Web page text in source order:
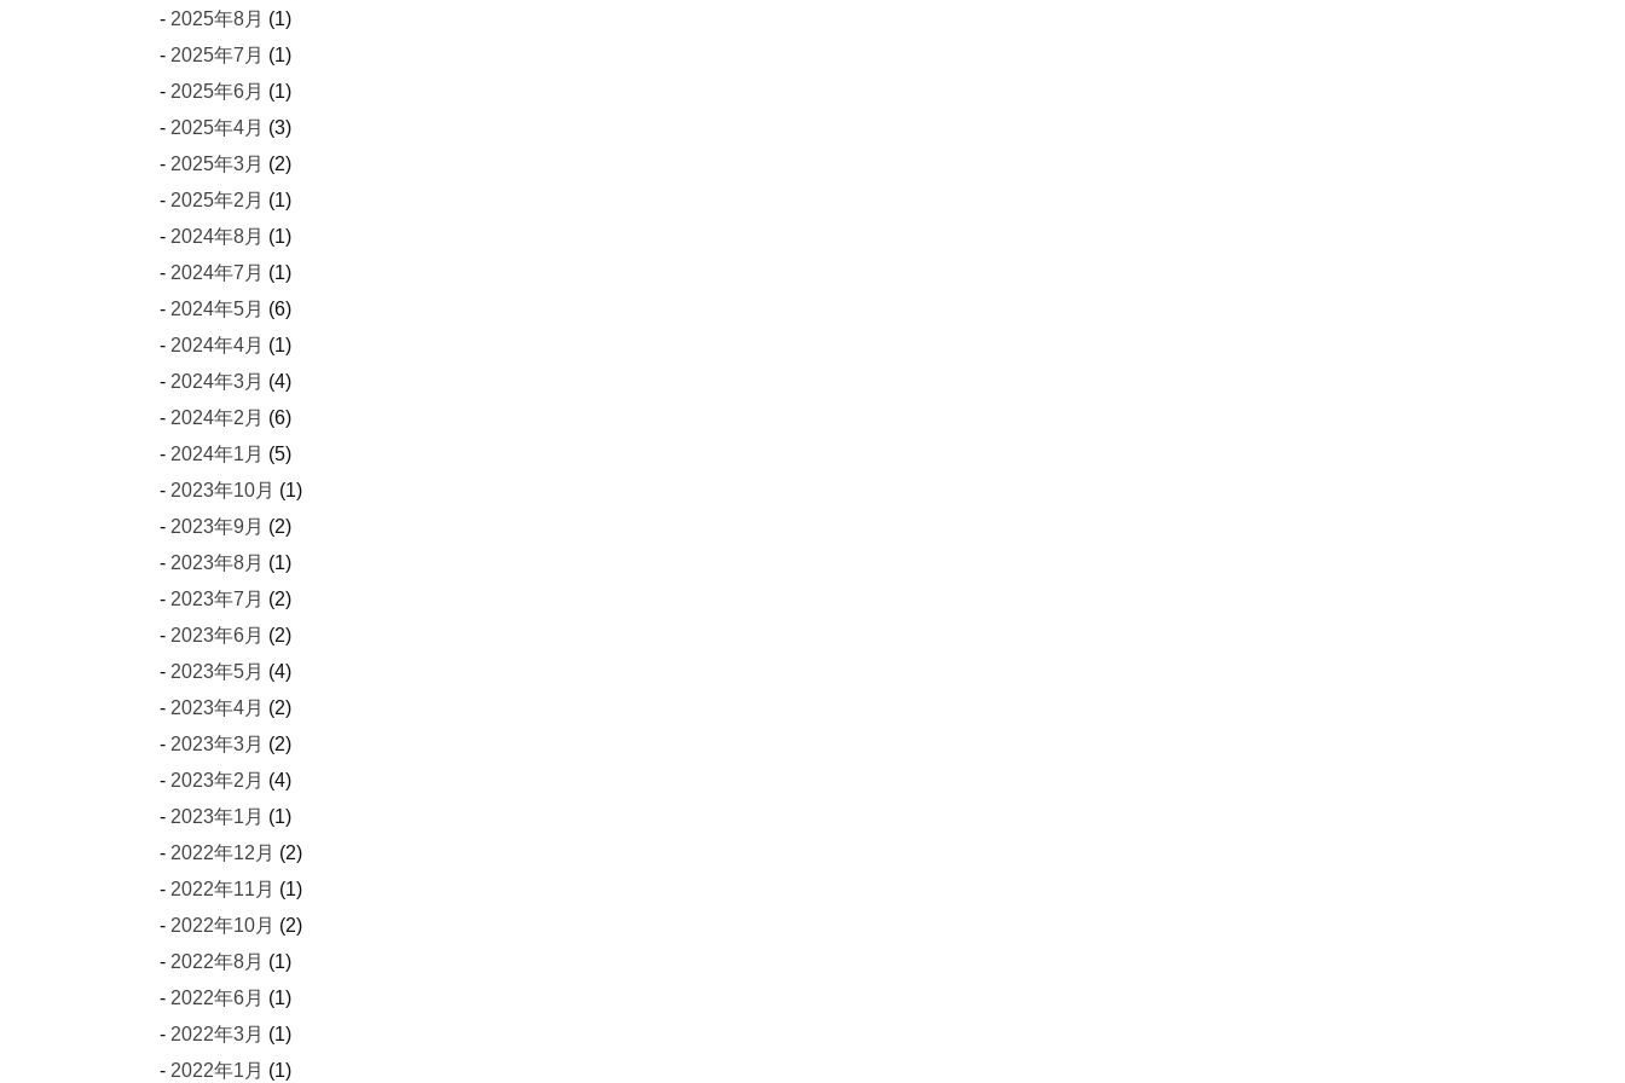
2025年8月 (1)
2025年7月 (1)
2025年6月 (1)
2025年4月 (3)
2025年3月 (2)
2025年2月 (1)
2024年8月 (1)
2024年7月 (1)
2024年5月 (6)
2024年4月 (1)
2024年3月 (4)
2024年2月 (6)
2024年1月 (5)
2023年10月 (1)
2023年9月 (2)
2023年8月 (1)
2023年7月 (2)
2023年6月 (2)
2023年5月 (4)
2023年4月 (2)
2023年3月 (2)
2023年2月 (4)
2023年1月 (1)
2022年12月 (2)
2022年11月 (1)
2022年10月 (2)
2022年8月 (1)
2022年6月 (1)
2022年3月 (1)
2022年1月 (1)